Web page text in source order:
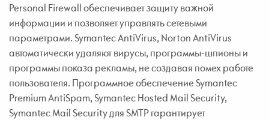
Personal Firewall обеспечивает защиту важной
информации и позволяет управлять сетевыми
параметрами. Symantec AntiVirus, Norton AntiVirus
автоматически удаляют вирусы, программы-шпионы и
программы показа рекламы, не создавая помех работе
пользователя. Программное обеспечение Symantec
Premium AntiSpam, Symantec Hosted Mail Security,
Symantec Mail Security для SMTP гарантирует